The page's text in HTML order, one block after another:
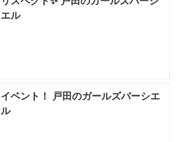
エル
イベント！ 戸田のガールズバーシエ
ル